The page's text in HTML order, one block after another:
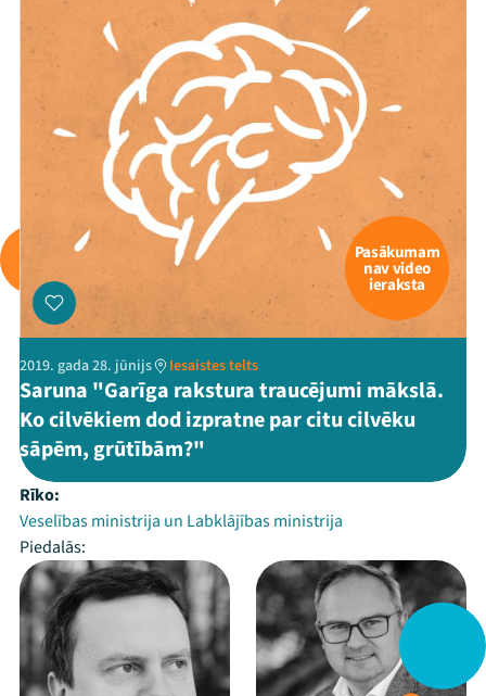
Pasākumam
nav video
ieraksta
2019. gada 28. jūnijs Iesaistes telts
Saruna "Garīga rakstura traucējumi mākslā.
Ko cilvēkiem dod izpratne par citu cilvēku
sāpēm, grūtībām?"
Rīko:
Veselības ministrija un Labklājības ministrija
Piedalās: